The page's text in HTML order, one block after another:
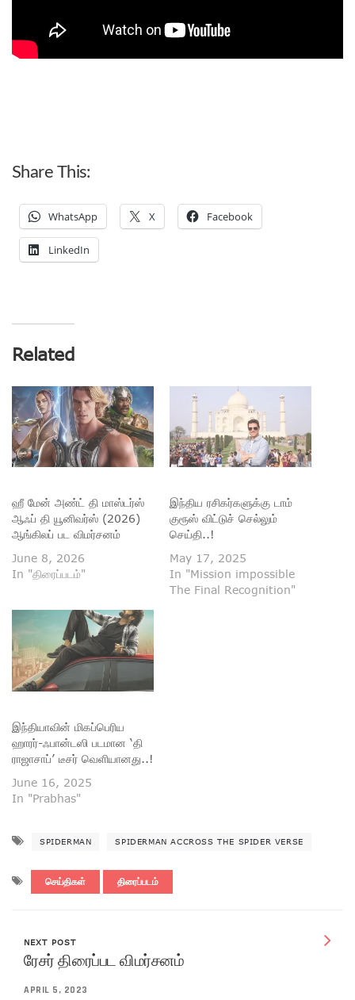
Share This:
WhatsApp X Facebook
LinkedIn
Related
ஹீ மேன் அண்ட் தி மாஸ்டர்ஸ்
ஆஃப் தி யூனிவர்ஸ் (2026)
ஆங்கிலப் பட விமர்சனம்
June 8, 2026
In "திரைப்படம்"
இந்திய ரசிகர்களுக்கு டாம்
குரூஸ் விட்டுச் செல்லும்
செய்தி..!
May 17, 2025
In "Mission impossible
The Final Recognition"
இந்தியாவின் மிகப்பெரிய
ஹாரர்-ஃபான்டஸி படமான ‘தி
ராஜாசாப்’ டீசர் வெளியானது..!
June 16, 2025
In "Prabhas"
SPIDERMAN SPIDERMAN ACCROSS THE SPIDER VERSE
செய்திகள் திரைப்படம்
NEXT POST
ரேசர் திரைப்பட விமர்சனம்
APRIL 5, 2023